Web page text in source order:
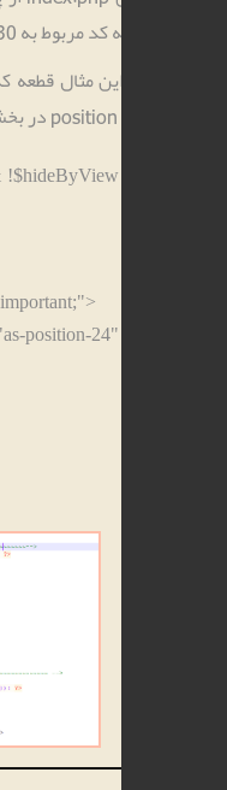
مثال قطعه کد زیر را به
24') && !$hideByView
#FFF0 !important;">
position-24"